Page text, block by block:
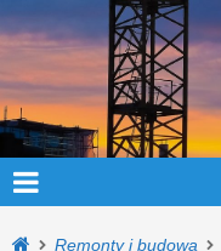
Remonty i budowa